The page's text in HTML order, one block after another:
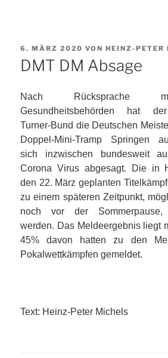
VERÖFFENTLICHT
AM
6. MÄRZ 2020 VON HEINZ-PETER
DMT DM Absage
Nach Rücksprache
Gesundheitsbehörden hat
Turner-Bund die Deutschen
Doppel-Mini-Tramp Springen
sich inzwischen bundesweit
Corona Virus abgesagt. Die in
den 22. März geplanten
zu einem späteren Zeitpunkt,
noch vor der Sommerpause,
werden. Das Meldeergebnis liegt
45% davon hatten zu den
Pokalwettkämpfen gemeldet.
Text: Heinz-Peter Michels